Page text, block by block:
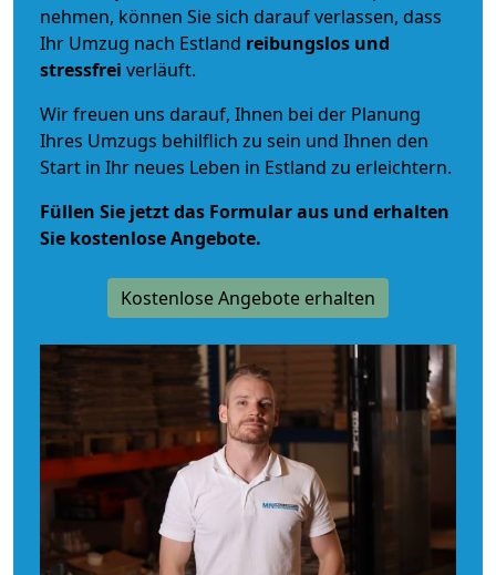
nehmen, können Sie sich darauf verlassen, dass
Ihr Umzug nach Estland reibungslos und
stressfrei verläuft.
Wir freuen uns darauf, Ihnen bei der Planung
Ihres Umzugs behilflich zu sein und Ihnen den
Start in Ihr neues Leben in Estland zu erleichtern.
Füllen Sie jetzt das Formular aus und erhalten
Sie kostenlose Angebote.
Kostenlose Angebote erhalten